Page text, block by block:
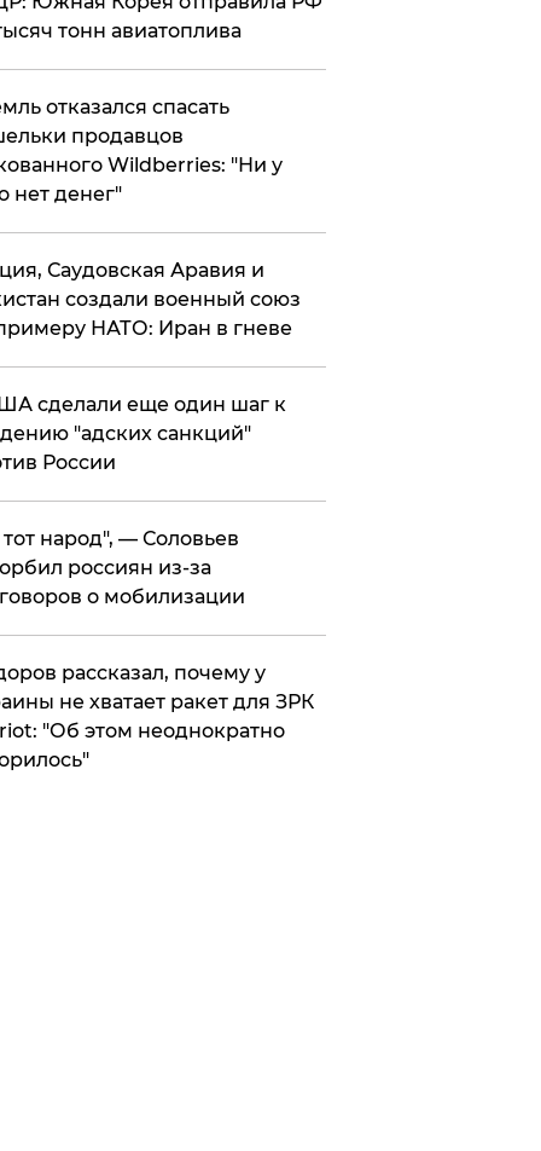
тонн авиатоплива
отказался спасать
продавцов
Wildberries: "Ни у
нет денег"
Саудовская Аравия и
создали военный союз
НАТО: Иран в гневе
сделали еще один шаг к
"адских санкций"
России
народ", — Соловьев
россиян из-за
о мобилизации
рассказал, почему у
не хватает ракет для ЗРК
"Об этом неоднократно